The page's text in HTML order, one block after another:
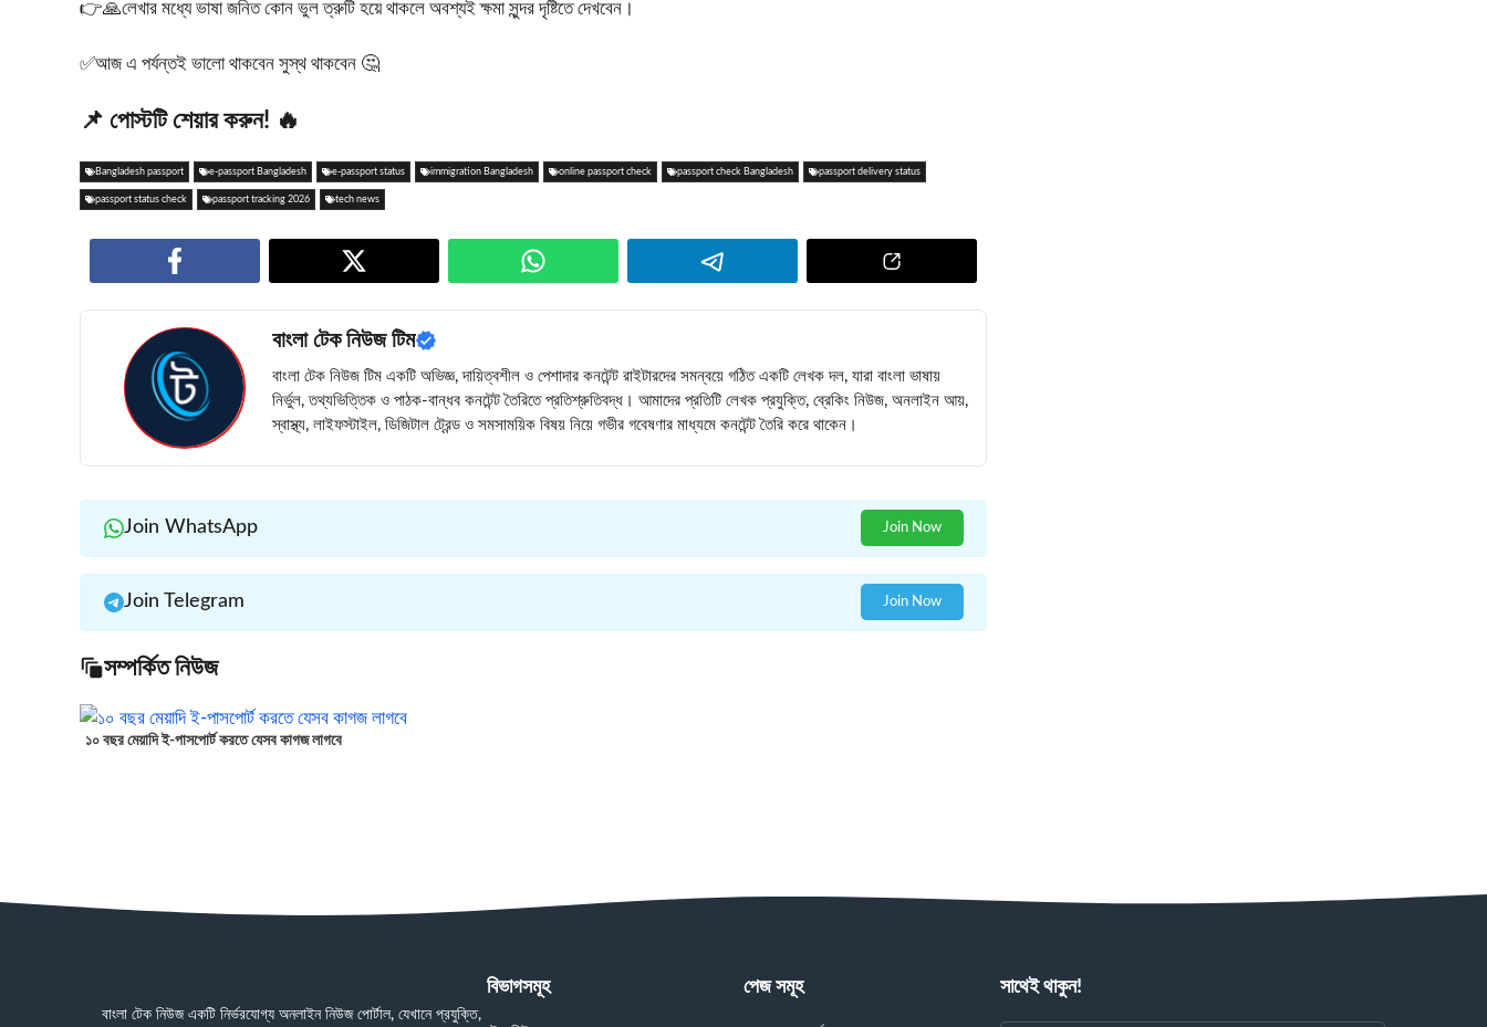
👉🙏লেখার মধ্যে ভাষা জনিত কোন ভুল ত্রুটি হয়ে থাকলে অবশ্যই ক্ষমা সুন্দর দৃষ্টিতে দেখবেন।
✅আজ এ পর্যন্তই ভালো থাকবেন সুস্থ থাকবেন 🤔
📌 পোস্টটি শেয়ার করুন! 🔥
Bangladesh passport e-passport Bangladesh e-passport status immigration Bangladesh online passport check passport check Bangladesh passport delivery status
passport status check passport tracking 2026 tech news
বাংলা টেক নিউজ টিম
বাংলা টেক নিউজ টিম একটি অভিজ্ঞ, দায়িত্বশীল ও পেশাদার কনটেন্ট রাইটারদের সমন্বয়ে গঠিত একটি লেখক দল, যারা বাংলা ভাষায়
নির্ভুল, তথ্যভিত্তিক ও পাঠক-বান্ধব কনটেন্ট তৈরিতে প্রতিশ্রুতিবদ্ধ। আমাদের প্রতিটি লেখক প্রযুক্তি, ব্রেকিং নিউজ, অনলাইন আয়,
স্বাস্থ্য, লাইফস্টাইল, ডিজিটাল ট্রেন্ড ও সমসাময়িক বিষয় নিয়ে গভীর গবেষণার মাধ্যমে কনটেন্ট তৈরি করে থাকেন।
Join WhatsApp Join Now
Join Telegram Join Now
সম্পর্কিত নিউজ
১০ বছর মেয়াদি ই-পাসপোর্ট করতে যেসব কাগজ লাগবে
বাংলা টেক নিউজ একটি নির্ভরযোগ্য অনলাইন নিউজ পোর্টাল, যেখানে প্রযুক্তি,
বিভাগসমূহ পেজ সমূহ সাথেই থাকুন!